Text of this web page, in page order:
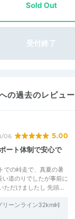
Sold Out
受付終了
の過去のレビュー
06 5.00
ート体制で安心で
での峠走で、真夏の暑
道のりでしたが事前に
ただけましたし 先頭…
ーンライン32km峠